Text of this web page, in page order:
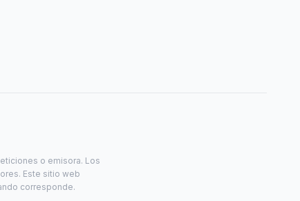
o emisora. Los
Este sitio web
corresponde.